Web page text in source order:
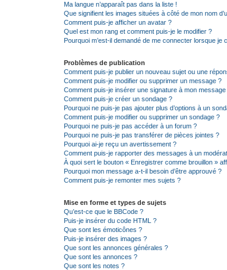
Ma langue n’apparaît pas dans la liste !
Que signifient les images situées à côté de mon nom
Comment puis-je afficher un avatar ?
Quel est mon rang et comment puis-je le modifier ?
Pourquoi m’est-il demandé de me connecter lorsque
Problèmes de publication
Comment puis-je publier un nouveau sujet ou une
Comment puis-je modifier ou supprimer un message ?
Comment puis-je insérer une signature à mon message
Comment puis-je créer un sondage ?
Pourquoi ne puis-je pas ajouter plus d’options à un
Comment puis-je modifier ou supprimer un sondage ?
Pourquoi ne puis-je pas accéder à un forum ?
Pourquoi ne puis-je pas transférer de pièces jointes ?
Pourquoi ai-je reçu un avertissement ?
Comment puis-je rapporter des messages à un
À quoi sert le bouton « Enregistrer comme brouillon »
Pourquoi mon message a-t-il besoin d’être approuvé ?
Comment puis-je remonter mes sujets ?
Mise en forme et types de sujets
Qu’est-ce que le BBCode ?
Puis-je insérer du code HTML ?
Que sont les émoticônes ?
Puis-je insérer des images ?
Que sont les annonces générales ?
Que sont les annonces ?
Que sont les notes ?